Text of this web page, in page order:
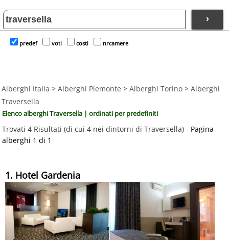
›
predef voti costi nrcamere
Alberghi Italia > Alberghi Piemonte > Alberghi Torino > Alberghi
Traversella
Elenco alberghi Traversella | ordinati per predefiniti
Trovati 4 Risultati (di cui 4 nei dintorni di Traversella) - Pagina
alberghi 1 di 1
1. Hotel Gardenia